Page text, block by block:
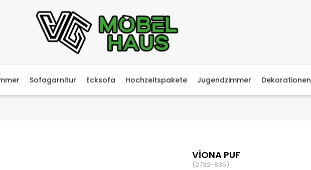
Sofagarnitur Ecksofa Hochzeitspakete Jugendzimmer Dekorationen
VİONA PUF
(2732-635)